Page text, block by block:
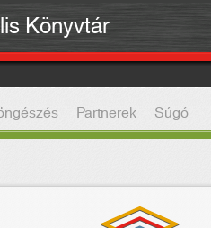
Könyvtár
Partnerek Súgó